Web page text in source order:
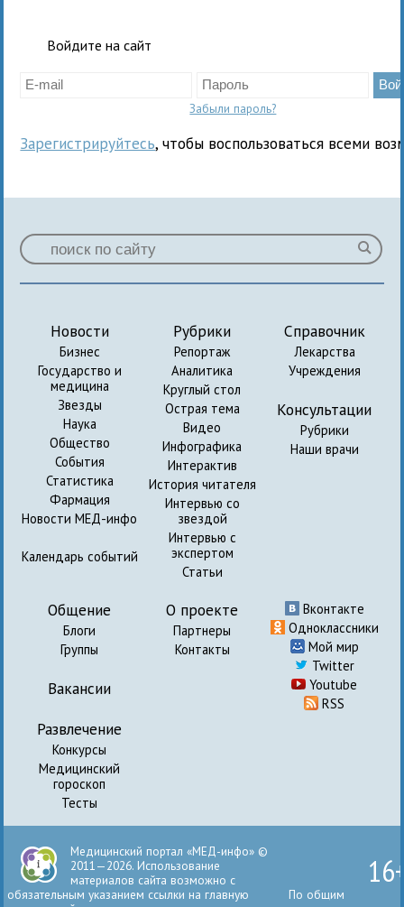
Войдите на сайт
Забыли пароль?
Зарегистрируйтесь, чтобы воспользоваться всеми
Новости
Бизнес
Государство и
медицина
Звезды
Наука
Общество
События
Статистика
Фармация
Новости МЕД-инфо
Календарь событий
Рубрики
Репортаж
Аналитика
Круглый стол
Острая тема
Видео
Инфографика
Интерактив
История читателя
Интервью со
звездой
Интервью с
экспертом
Статьи
Справочник
Лекарства
Учреждения
Консультации
Рубрики
Наши врачи
Общение
Блоги
Группы
Вакансии
Развлечение
Конкурсы
Медицинский
гороскоп
Тесты
О проекте
Партнеры
Контакты
Вконтакте
Одноклассники
Мой мир
Twitter
Youtube
RSS
Медицинский портал «МЕД-инфо» ©
2011—2026. Использование
материалов сайта возможно с
обязательным указанием ссылки на главную
По общим